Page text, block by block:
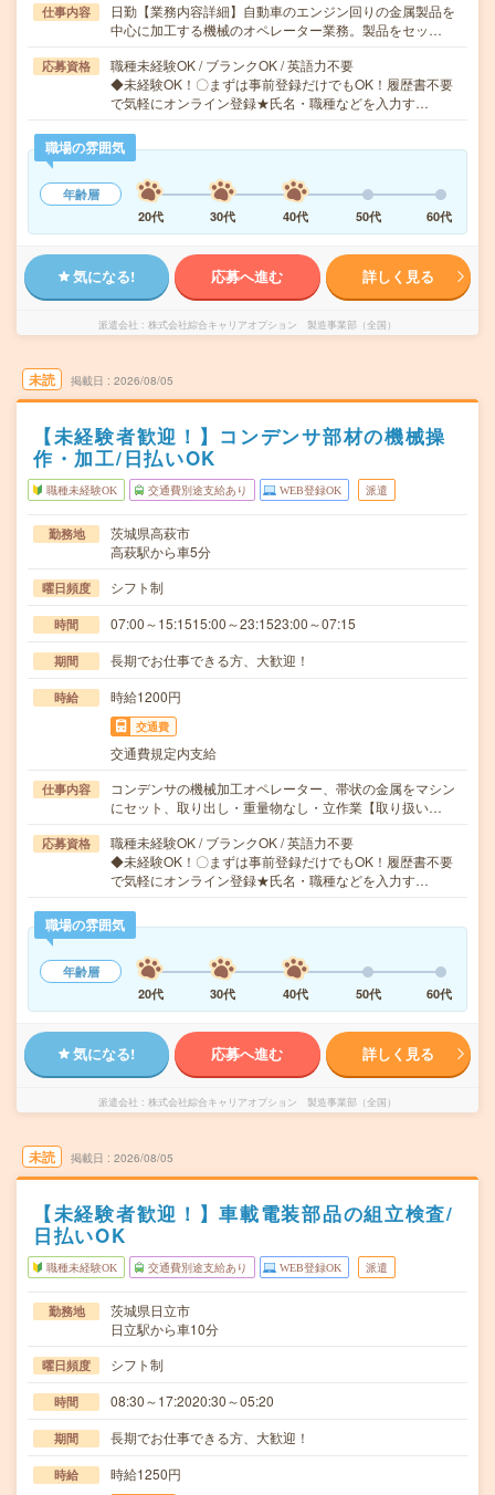
仕事内容
日勤【業務内容詳細】自動車のエンジン回りの金属製品を
中心に加工する機械のオペレーター業務。製品をセッ…
応募資格
職種未経験OK / ブランクOK / 英語力不要
◆未経験OK！〇まずは事前登録だけでもOK！履歴書不要
で気軽にオンライン登録★氏名・職種などを入力す…
職場の雰囲気
年齢層
20代
30代 40代 50代 60代
気になる! 応募へ進む 詳しく見る
派遣会社 株式会社綜合キャリアオプション 製造事業部（全国）
未読 掲載日 2026/08/05
【未経験者歓迎！】コンデンサ部材の機械操
作・加工/日払いOK
職種未経験OK 交通費別途支給あり WEB登録OK 派遣
勤務地
茨城県高萩市
高萩駅から車5分
曜日頻度 シフト制
時間 07:00～15:1515:00～23:1523:00～07:15
期間 長期でお仕事できる方、大歓迎！
時給 時給1200円
交通費
交通費規定内支給
仕事内容
コンデンサの機械加工オペレーター、帯状の金属をマシン
にセット、取り出し・重量物なし・立作業【取り扱い…
応募資格
職種未経験OK / ブランクOK / 英語力不要
◆未経験OK！〇まずは事前登録だけでもOK！履歴書不要
で気軽にオンライン登録★氏名・職種などを入力す…
職場の雰囲気
年齢層
20代
30代 40代 50代 60代
気になる! 応募へ進む 詳しく見る
派遣会社 株式会社綜合キャリアオプション 製造事業部（全国）
未読 掲載日 2026/08/05
【未経験者歓迎！】車載電装部品の組立検査/
日払いOK
職種未経験OK 交通費別途支給あり WEB登録OK 派遣
勤務地
茨城県日立市
日立駅から車10分
曜日頻度 シフト制
時間 08:30～17:2020:30～05:20
期間 長期でお仕事できる方、大歓迎！
時給 時給1250円